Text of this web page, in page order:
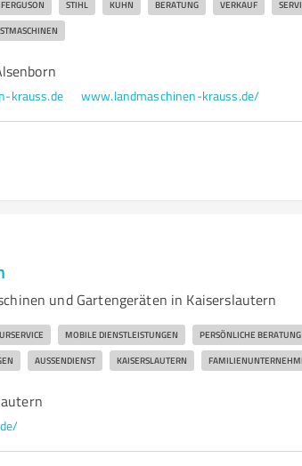
STIHL KUHN BERATUNG VERKAUF
krauss.de www.landmaschinen-krauss.de/
und Gartengeräten in Kaiserslautern
MOBILE DIENSTLEISTUNGEN PERSÖNLICHE BERATUNG
AUSSENDIENST KAISERSLAUTERN